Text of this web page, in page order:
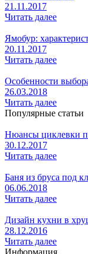
21.11.2017
Читать далее
Ямобур:
20.11.2017
Читать далее
Особенности
26.03.2018
Читать далее
Популярные статьи
Нюансы циклевки
30.12.2017
Читать далее
Баня из бруса под
06.06.2018
Читать далее
Дизайн кухни в
28.12.2016
Читать далее
Информация